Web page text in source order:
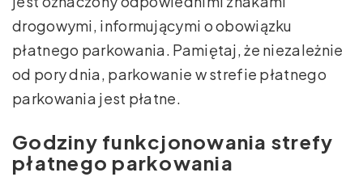
drogowymi, informującymi o obowiązku
płatnego parkowania. Pamiętaj, że niezależnie
od pory dnia, parkowanie w strefie płatnego
parkowania jest płatne.
Godziny funkcjonowania strefy
płatnego parkowania